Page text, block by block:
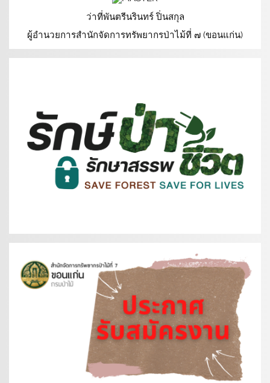
ว่าที่พันตรีนรินทร์ ปิ่นสกุล
ผู้อำนวยการสำนักจัดการทรัพยากรป่าไม้ที่ ๗ (ขอนแก่น)